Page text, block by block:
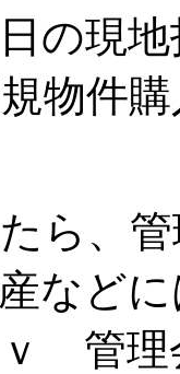
の現
物件
ら、
など
管理